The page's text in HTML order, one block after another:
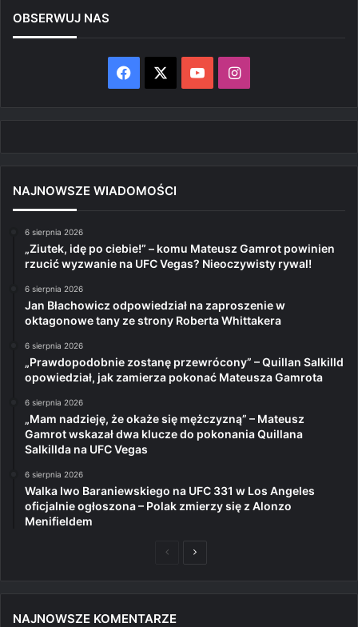
OBSERWUJ NAS
Facebook YouTubeInstagram
NAJNOWSZE WIADOMOŚCI
6 sierpnia 2026
„Ziutek, idę po ciebie!” – komu Mateusz Gamrot powinien
rzucić wyzwanie na UFC Vegas? Nieoczywisty rywal!
6 sierpnia 2026
Jan Błachowicz odpowiedział na zaproszenie w
oktagonowe tany ze strony Roberta Whittakera
6 sierpnia 2026
„Prawdopodobnie zostanę przewrócony” – Quillan Salkilld
opowiedział, jak zamierza pokonać Mateusza Gamrota
6 sierpnia 2026
„Mam nadzieję, że okaże się mężczyzną” – Mateusz
Gamrot wskazał dwa klucze do pokonania Quillana
Salkillda na UFC Vegas
6 sierpnia 2026
Walka Iwo Baraniewskiego na UFC 331 w Los Angeles
oficjalnie ogłoszona – Polak zmierzy się z Alonzo
Menifieldem
PoprzedniaNastępna
NAJNOWSZE KOMENTARZE